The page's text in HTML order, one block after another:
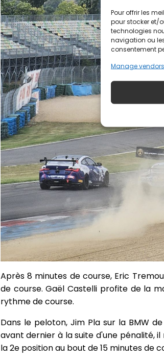
Pour offrir les
pour stocker et/
technologies
navigation ou
consentement
Manage vendors
Après 8 minutes de course, Eric
de course. Gaël Castelli profite de la
rythme de course.
Dans le peloton, Jim Pla sur la BMW
avant dernier à la suite d'une pénalité,
la 2e position au bout de 15 minutes de